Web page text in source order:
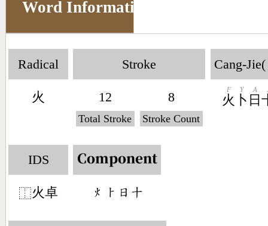
Word Information
Radical
火
Stroke
12
Total Stroke
8
Stroke Count
Cang-Jie(
火
F
卜
Y
日
A
IDS
⿰火卓
Component
󶃹󶀥󶃐󶀓